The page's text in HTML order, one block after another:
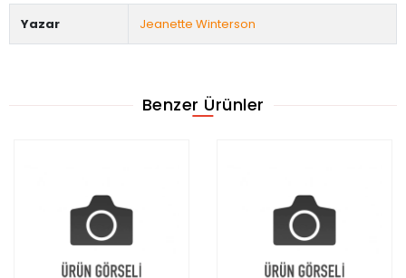
Yazar Jeanette Winterson
Benzer Ürünler